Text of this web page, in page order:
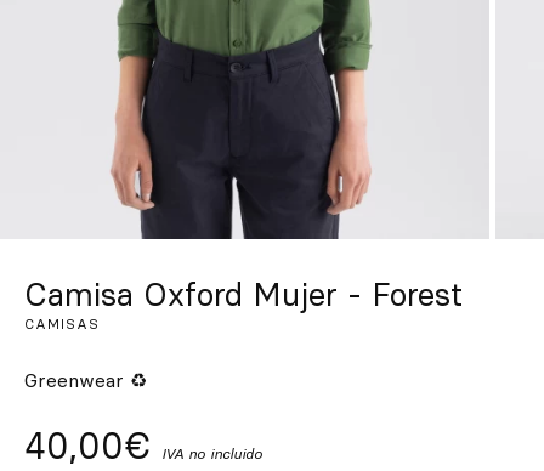
EN
Camisa Oxford Mujer - Forest
CAMISAS
Greenwear ♻
40,00€ IVA no incluido